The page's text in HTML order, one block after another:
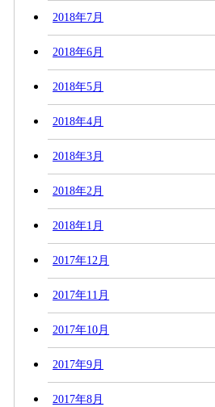
2018年7月
2018年6月
2018年5月
2018年4月
2018年3月
2018年2月
2018年1月
2017年12月
2017年11月
2017年10月
2017年9月
2017年8月